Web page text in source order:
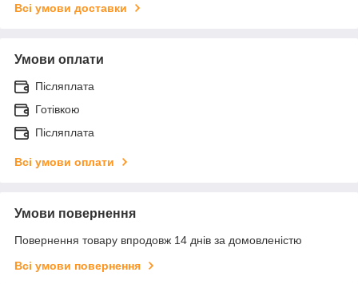
Всі умови доставки
Умови оплати
Післяплата
Готівкою
Післяплата
Всі умови оплати
Умови повернення
Повернення товару впродовж 14 днів за домовленістю
Всі умови повернення